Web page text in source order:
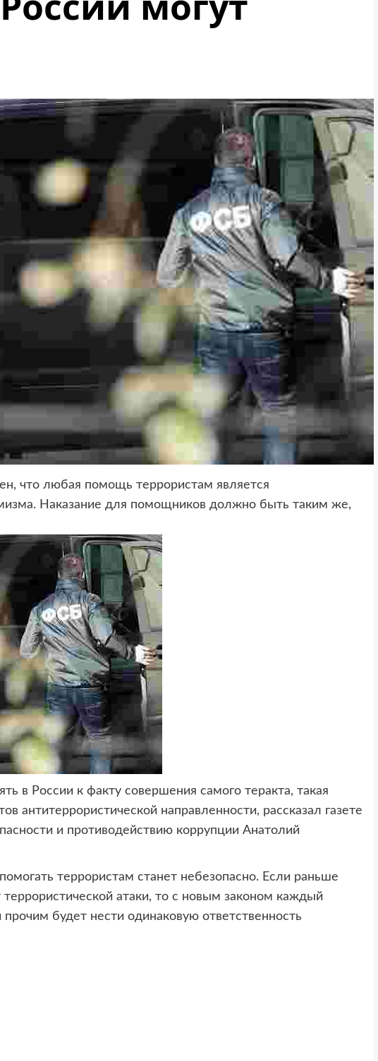
что любая помощь террористам является
Наказание для помощников должно быть таким же,
в России к факту совершения самого теракта, такая
антитеррористической направленности, рассказал газете
и противодействию коррупции Анатолий
террористам станет небезопасно. Если раньше
террористической атаки, то с новым законом каждый
будет нести одинаковую ответственность